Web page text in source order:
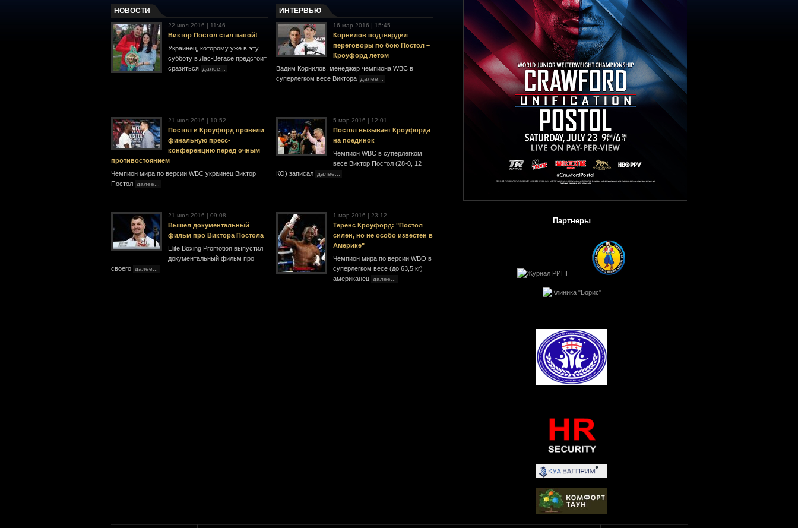
НОВОСТИ
22 июл 2016 | 11:46
Виктор Постол стал папой!
Украинец, которому уже в эту
субботу в Лас-Вегасе предстоит
сразиться
далее...
21 июл 2016 | 10:52
Постол и Кроуфорд провели
финальную пресс-
конференцию перед очным
противостоянием
Чемпион мира по версии WBC украинец Виктор
Постол
далее...
21 июл 2016 | 09:08
Вышел документальный
фильм про Виктора Постола
Elite Boxing Promotion выпустил
документальный фильм про
своего
далее...
ИНТЕРВЬЮ
16 мар 2016 | 15:45
Корнилов подтвердил
переговоры по бою Постол –
Кроуфорд летом
Вадим Корнилов, менеджер чемпиона WBC в
суперлегком весе Виктора
далее...
5 мар 2016 | 12:01
Постол вызывает Кроуфорда
на поединок
Чемпион WBC в суперлегком
весе Виктор Постол (28-0, 12
КО) записал
далее...
1 мар 2016 | 23:12
Теренс Кроуфорд: "Постол
силен, но не особо известен в
Америке"
Чемпион мира по версии WBO в
суперлегком весе (до 63,5 кг)
американец
далее...
Партнеры